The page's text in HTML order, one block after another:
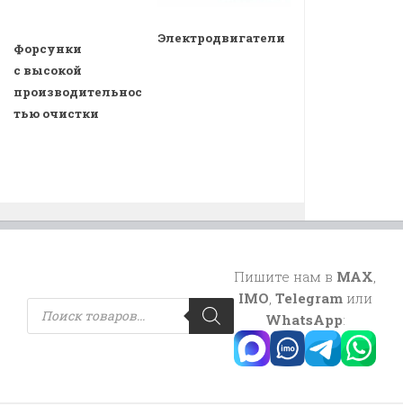
Форсунки
с высокой
производительнос
тью очистки
Электродвигатели
Поиск
товаров
Пишите нам в MAX,
IMO, Telegramили
WhatsApp: